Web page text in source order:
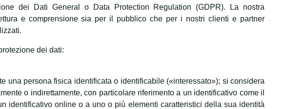
dei Dati General o Data Protection Regulation (GDPR). La nostra
e comprensione sia per il pubblico che per i nostri clienti e partner
dei dati:
una persona fisica identificata o identificabile («interessato»); si considera
o indirettamente, con particolare riferimento a un identificativo come il
identificativo online o a uno o più elementi caratteristici della sua identità